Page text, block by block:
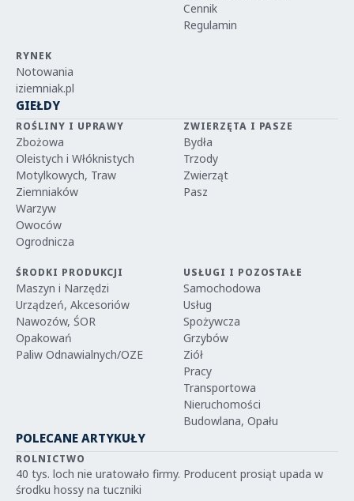
Cennik
Regulamin
RYNEK
Notowania
iziemniak.pl
GIEŁDY
ROŚLINY I UPRAWY
Zbożowa
Oleistych i Włóknistych
Motylkowych, Traw
Ziemniaków
Warzyw
Owoców
Ogrodnicza
ZWIERZĘTA I PASZE
Bydła
Trzody
Zwierząt
Pasz
ŚRODKI PRODUKCJI
Maszyn i Narzędzi
Urządzeń, Akcesoriów
Nawozów, ŚOR
Opakowań
Paliw Odnawialnych/OZE
USŁUGI I POZOSTAŁE
Samochodowa
Usług
Spożywcza
Grzybów
Ziół
Pracy
Transportowa
Nieruchomości
Budowlana, Opału
POLECANE ARTYKUŁY
ROLNICTWO
40 tys. loch nie uratowało firmy. Producent prosiąt upada w
środku hossy na tuczniki